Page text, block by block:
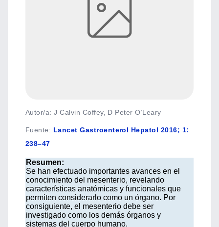
Autor/a: J Calvin Coffey, D Peter O’Leary
Fuente: Lancet Gastroenterol Hepatol 2016; 1:
238–47
Resumen:
Se han efectuado importantes avances en el
conocimiento del mesenterio, revelando
características anatómicas y funcionales que
permiten considerarlo como un órgano. Por
consiguiente, el mesenterio debe ser
investigado como los demás órganos y
sistemas del cuerpo humano.